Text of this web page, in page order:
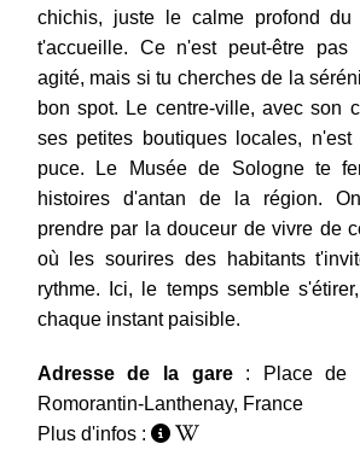
chichis, juste le calme profond du
t'accueille. Ce n'est peut-être
agité, mais si tu cherches de la
bon spot. Le centre-ville, avec son
ses petites boutiques locales,
puce. Le Musée de Sologne te
histoires d'antan de la région.
prendre par la douceur de vivre de
où les sourires des habitants
rythme. Ici, le temps semble
chaque instant paisible.
Adresse de la gare : Place de
Romorantin-Lanthenay, France
Plus d'infos :